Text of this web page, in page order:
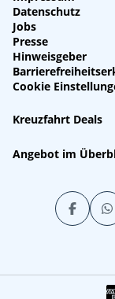
Datenschutz
Jobs
Presse
Hinweisgeber
Cookie
Kreuzfahrt Deals
Single-Kreuzfahrten
Kreuzfahrt mit
Minikreuzfahrten
Stornokabinen
Luxuskreuzfahrten
Angebot im
Alle Schiffe
Alle Reiseziele
Kreuzfahrtpakete